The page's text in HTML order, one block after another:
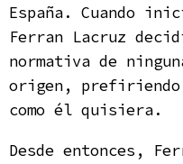
España. Cuando
Ferran Lacruz
normativa de
origen, prefiriendo
como él quisiera.
Desde entonces,